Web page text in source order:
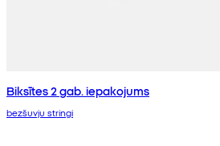
Biksītes 2 gab. iepakojums
bezšuvju stringi